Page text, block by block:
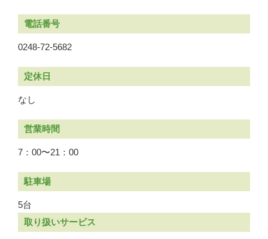
電話番号
0248-72-5682
定休日
なし
営業時間
7：00〜21：00
駐車場
5台
取り扱いサービス